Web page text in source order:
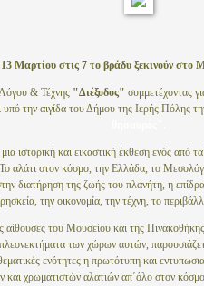
Μαρτίου στις 7 το βράδυ ξεκινούν στo
& Τέχνης "Διέξοδος" συμμετέχοντας
υπό την αιγίδα του Δήμου της Ιερής Πόλης
ιστορική και εικαστική έκθεση ενός από
αλάτι στον κόσμο, την Ελλάδα, το
διατήρηση της ζωής του πλανήτη, η
την οικονομία, την τέχνη, το
αίθουσες του Μουσείου και της
των χώρων αυτών,
ενότητες η πρωτότυπη και
και χρωματιστών αλατιών απ΄όλο στον